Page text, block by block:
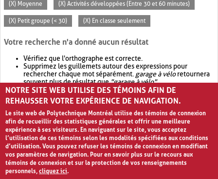
(X) Moyenne (X) Activités développées (Entre 30 et 60 minutes)
(X) Petit groupe (< 30) (X) En classe seulement
Votre recherche n'a donné aucun résultat
Vérifiez que l'orthographe est correcte.
Supprimez les guillemets autour des expressions pour
rechercher chaque mot séparément. garage à véloretournera
souvent plus de résultat que"garage à vélo".
Envisagez d'élargir votre recherche avec OR.garage OR vélo
retournera souvent plus de résultat quegarage à vélo
NOTRE SITE WEB UTILISE DES TÉMOINS AFIN DE
REHAUSSER VOTRE EXPÉRIENCE DE NAVIGATION.
Le site web de Polytechnique Montréal utilise des témoins de connexion
afin de recueillir des statistiques générales et offrir une meilleure
expérience à ses visiteurs. En naviguant sur le site, vous acceptez
l’utilisation de ces témoins selon les modalités spécifiées aux conditions
d’utilisation. Vous pouvez refuser les témoins de connexion en modifiant
vos paramètres de navigation. Pour en savoir plus sur le recours aux
témoins de connexion et sur la protection de vos renseignements
personnels,cliquez ici.